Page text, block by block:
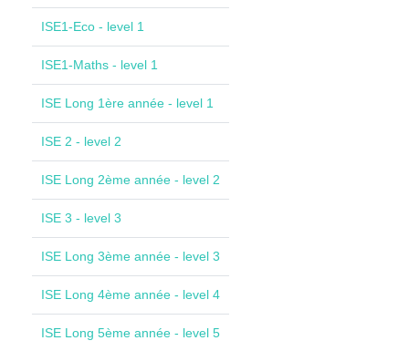
ISE1-Eco - level 1
ISE1-Maths - level 1
ISE Long 1ère année - level 1
ISE 2 - level 2
ISE Long 2ème année - level 2
ISE 3 - level 3
ISE Long 3ème année - level 3
ISE Long 4ème année - level 4
ISE Long 5ème année - level 5